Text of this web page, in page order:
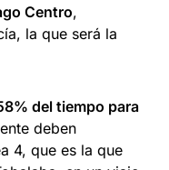
Centro,
la que será la
del tiempo para
deben
4, que es la que